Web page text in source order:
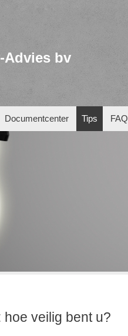
Advies bv
Documentcenter Tips FAQ
hoe veilig bent u?